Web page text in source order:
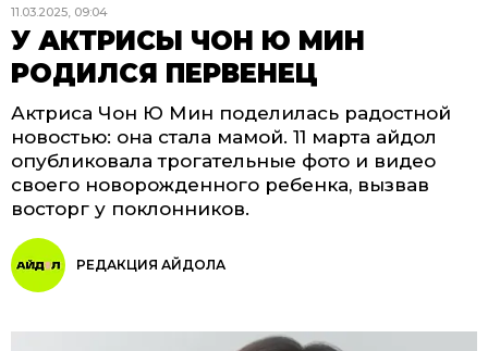
11.03.2025, 09:04
У АКТРИСЫ ЧОН Ю МИН
РОДИЛСЯ ПЕРВЕНЕЦ
Актриса Чон Ю Мин поделилась радостной
новостью: она стала мамой. 11 марта айдол
опубликовала трогательные фото и видео
своего новорожденного ребенка, вызвав
восторг у поклонников.
РЕДАКЦИЯ АЙДОЛА